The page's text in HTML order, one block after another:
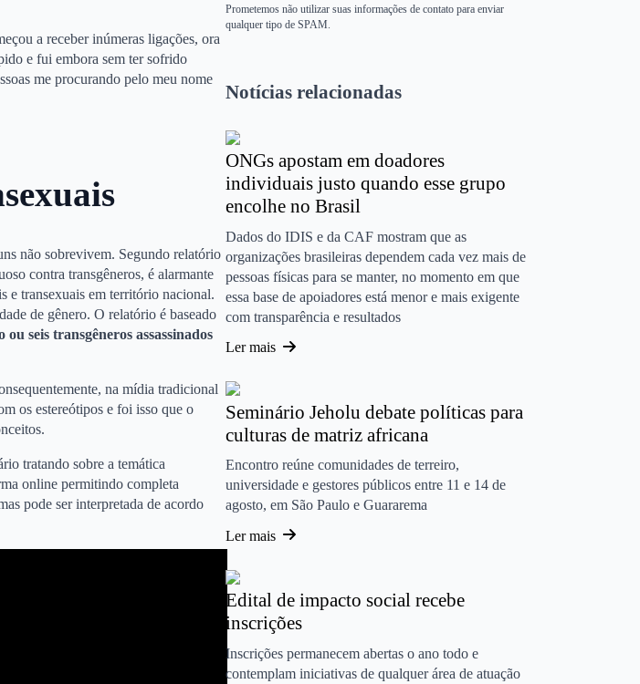
a receber inúmeras ligações, ora
e fui embora sem ter sofrido
me procurando pelo meu nome
não sobrevivem. Segundo relatório
contra transgêneros, é alarmante
e transexuais em território nacional.
de gênero. O relatório é baseado
ou seis transgêneros assassinados
na mídia tradicional
os estereótipos e foi isso que o
tratando sobre a temática
online permitindo completa
pode ser interpretada de acordo
Prometemos não utilizar suas informações de contato para enviar
qualquer tipo de SPAM.
Notícias relacionadas
ONGs apostam em doadores
individuais justo quando esse grupo
encolhe no Brasil
Dados do IDIS e da CAF mostram que as
organizações brasileiras dependem cada vez mais de
pessoas físicas para se manter, no momento em que
essa base de apoiadores está menor e mais exigente
com transparência e resultados
Ler mais
Seminário Jeholu debate políticas para
culturas de matriz africana
Encontro reúne comunidades de terreiro,
universidade e gestores públicos entre 11 e 14 de
agosto, em São Paulo e Guararema
Ler mais
Edital de impacto social recebe
inscrições
Inscrições permanecem abertas o ano todo e
contemplam iniciativas de qualquer área de atuação